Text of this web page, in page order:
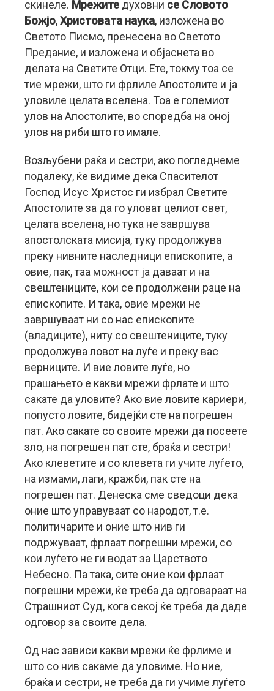
скинеле. Мрежите духовни се Словото
Божјо,Христовата наука, изложена во
Светото Писмо, пренесена во Светото
Предание, и изложена и објаснета во
делата на Светите Отци. Ете, токму тоа се
тие мрежи, што ги фрлиле Апостолите и ја
уловиле целата вселена. Тоа е големиот
улов на Апостолите, во споредба на оној
улов на риби што го имале.
Возљубени раќа и сестри, ако погледнеме
подалеку, ќе видиме дека Спасителот
Господ Исус Христос ги избрал Светите
Апостолите за да го уловат целиот свет,
целата вселена, но тука не завршува
апостолската мисија, туку продолжува
преку нивните наследници епископите, а
овие, пак, таа можност ја даваат и на
свештениците, кои се продолжени раце на
епископите. И така, овие мрежи не
завршуваат ни со нас епископите
(владиците), ниту со свештениците, туку
продолжува ловот на луѓе и преку вас
верниците. И вие ловите луѓе, но
прашањето е какви мрежи фрлате и што
сакате да уловите? Ако вие ловите кариери,
попусто ловите, бидејќи сте на погрешен
пат. Ако сакате со своите мрежи да посеете
зло, на погрешен пат сте, браќа и сестри!
Ако клеветите и со клевета ги учите луѓето,
на измами, лаги, кражби, пак сте на
погрешен пат. Денеска сме сведоци дека
оние што управуваат со народот, т.е.
политичарите и оние што нив ги
подржуваат, фрлаат погрешни мрежи, со
кои луѓето не ги водат за Царството
Небесно. Па така, сите оние кои фрлаат
погрешни мрежи, ќе треба да одговараат на
Страшниот Суд, кога секој ќе треба да даде
одговор за своите дела.
Од нас зависи какви мрежи ќе фрлиме и
што со нив сакаме да уловиме. Но ние,
браќа и сестри, не треба да ги учиме луѓето